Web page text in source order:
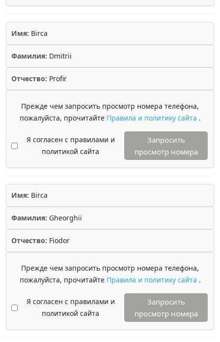
Имя: Birca
Фамилия: Dmitrii
Отчество: Profir
Прежде чем запросить просмотр номера телефона,
пожалуйста, прочитайте Правила и политику сайта .
Я согласен с правилами и
политикой сайта
Запросить
просмотр номера
Имя: Birca
Фамилия: Gheorghii
Отчество: Fiodor
Прежде чем запросить просмотр номера телефона,
пожалуйста, прочитайте Правила и политику сайта .
Я согласен с правилами и
политикой сайта
Запросить
просмотр номера